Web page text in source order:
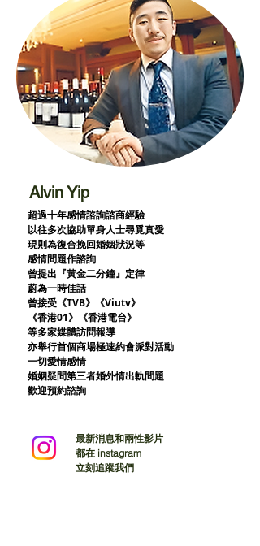
Alvin Yip
超過十年感情諮詢諮商經驗
以往多次協助單身人士尋覓真愛
現則為復合挽回婚姻狀況等
感情問題作諮詢
曾提出『黃金二分鐘』定律
蔚為一時佳話
曾接受《TVB》《Viutv》
《香港01》
《香港電台》
等多家媒體訪問報導
亦舉行首個商場極速約會派對活動
一切愛情感情
婚姻疑問第三者婚外情出軌問題
歡迎預約諮詢
最新消息和兩性影片
都在 instagram
立刻追蹤我們